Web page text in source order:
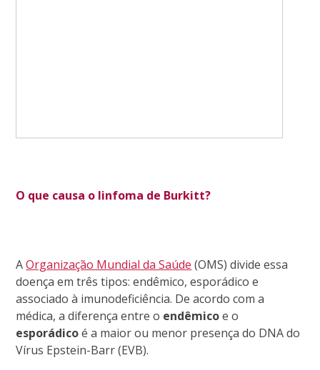
O que causa o linfoma de Burkitt?
AOrganização Mundial da Saúde (OMS) divide essa
doença em três tipos: endêmico, esporádico e
associado à imunodeficiência. De acordo com a
médica, a diferença entre o endêmicoe o
esporádicoé a maior ou menor presença do DNA do
Vírus Epstein-Barr (EVB).